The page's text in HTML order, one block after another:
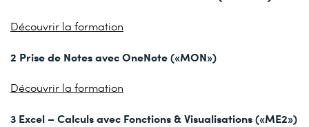
Découvrir la formation
2 Prise de Notes avec OneNote («MON»)
Découvrir la formation
3 Excel – Calculs avec Fonctions & Visualisations («ME2»)